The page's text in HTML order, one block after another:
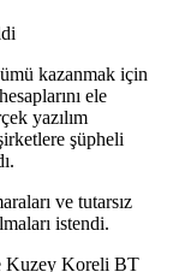
kazanmak için
ele
yazılım
şüpheli
ve tutarsız
istendi.
Kuzey Koreli BT